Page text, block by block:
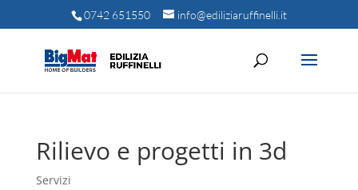
0742 651550 info@ediliziaruffinelli.it
Rilievo e progetti in 3d
Servizi